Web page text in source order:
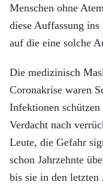
Menschen ohne
diese Auffassung
auf die eine solche
Die medizinisch
Coronakrise waren
Infektionen schützen
Verdacht nach
Leute, die Gefahr
schon Jahrzehnte
bis sie in den letzten